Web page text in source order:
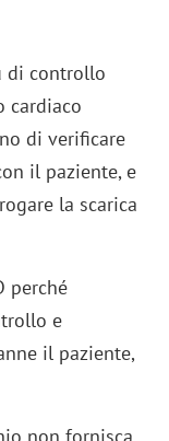
di controllo
cardiaco
di verificare
il paziente, e
la scarica
perché
e
il paziente,